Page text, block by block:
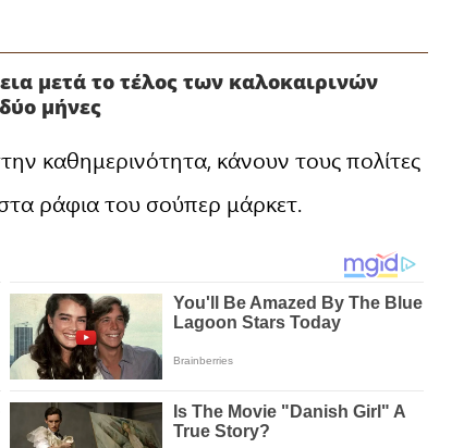
μετά το τέλος των καλοκαιρινών
μήνες
καθημερινότητα, κάνουν τους πολίτες
ράφια του σούπερ μάρκετ.